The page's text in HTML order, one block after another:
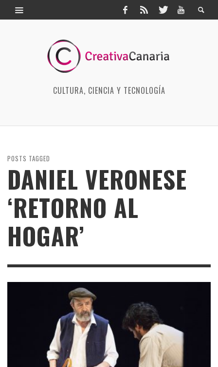
CULTURA, CIENCIA Y TECNOLOGÍA
POSTS TAGGED
DANIEL VERONESE
‘RETORNO AL
HOGAR’